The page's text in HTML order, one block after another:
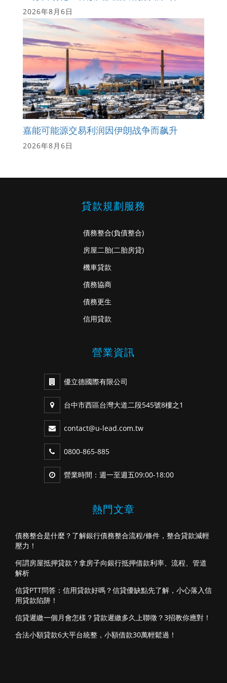
2026年8月6日
嘉能可能源交易利润因伊朗战争而飙升
2026年8月6日
貸款規劃服務
債務整合(負債整合)
房屋二胎(二胎房貸)
機車貸款
債務協商
債務更生
信用貸款
營業資訊
優立德國際有限公司
台中市西區台灣大道二段545號8樓之1
contact@u-lead.com.tw
0800-865-885
營業時間：週一至週五09:00-18:00
熱門文章
債務整合是什麼？了解銀行債務整合流程/條件，整合貸款減輕
壓力！
何謂房屋抵押貸款？拿房子向銀行抵押借款利率、流程、管道
解析
信貸PTT問答：信用貸款好嗎？信貸優缺點先了解，小心落入信
用貸款陷阱！
信貸遲繳一個月會怎樣？貸款遲繳多久上聯徵？3招教你應對！
合法小額貸款6大平台統整，小額借款30萬輕鬆過！